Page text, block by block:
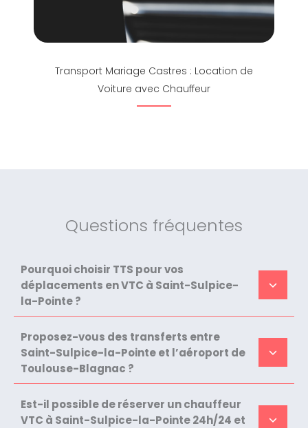
Transport Mariage Castres : Location de
Voiture avec Chauffeur
Questions fréquentes
Pourquoi choisir TTS pour vos
déplacements en VTC à Saint-Sulpice-
la-Pointe ?
Proposez-vous des transferts entre
Saint-Sulpice-la-Pointe et l’aéroport de
Toulouse-Blagnac ?
Est-il possible de réserver un chauffeur
VTC à Saint-Sulpice-la-Pointe 24h/24 et